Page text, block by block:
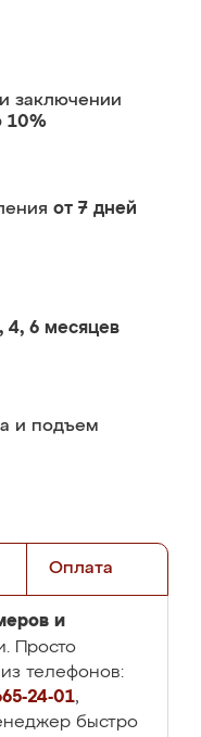
заключении
10%
от 7 дней
4, 6 месяцев
и подъем
Оплата
и
Просто
телефонов:
24-01,
быстро